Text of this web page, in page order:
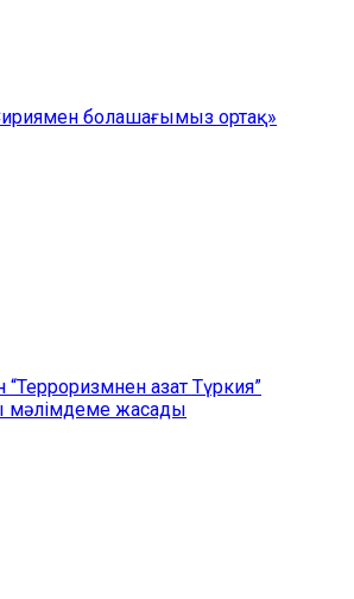
болашағымыз ортақ»
азат Түркия”
мәлімдеме жасады